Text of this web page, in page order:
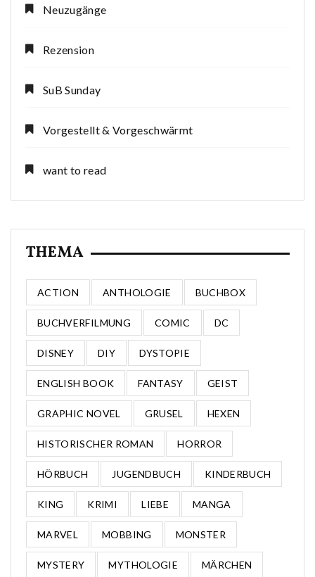
Neuzugänge
Rezension
SuB Sunday
Vorgestellt & Vorgeschwärmt
want to read
THEMA
ACTION ANTHOLOGIE BUCHBOX
BUCHVERFILMUNG COMIC DC
DISNEY DIY DYSTOPIE
ENGLISH BOOK FANTASY GEIST
GRAPHIC NOVEL GRUSEL HEXEN
HISTORISCHER ROMAN HORROR
HÖRBUCH JUGENDBUCH KINDERBUCH
KING KRIMI LIEBE MANGA
MARVEL MOBBING MONSTER
MYSTERY MYTHOLOGIE MÄRCHEN